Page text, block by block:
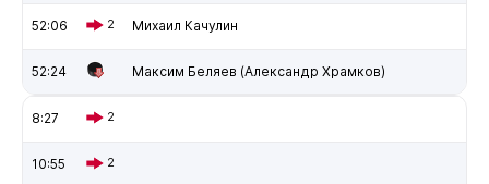
52:06 2 Михаил Качулин
52:24 Максим Беляев (Александр Храмков)
8:27 2
10:55 2